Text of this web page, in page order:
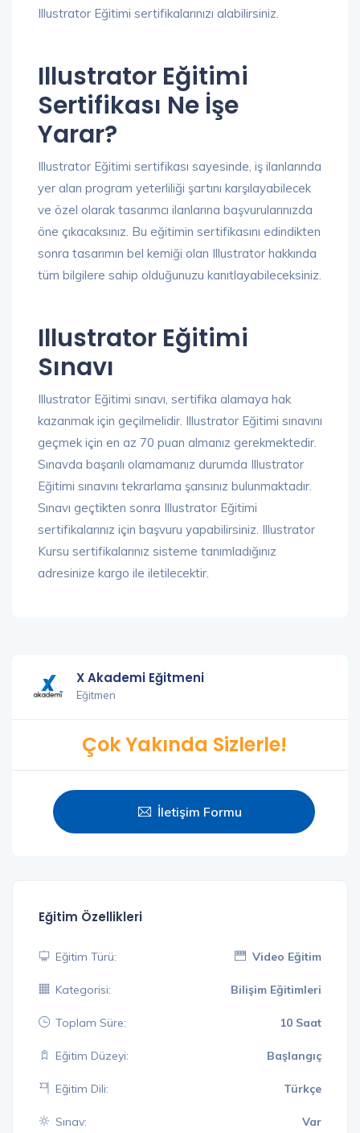
Illustrator Eğitimi sertifikalarınızı alabilirsiniz.
Illustrator Eğitimi
Sertifikası Ne İşe
Yarar?
Illustrator Eğitimi sertifikası sayesinde, iş ilanlarında
yer alan program yeterliliği şartını karşılayabilecek
ve özel olarak tasarımcı ilanlarına başvurularınızda
öne çıkacaksınız. Bu eğitimin sertifikasını edindikten
sonra tasarımın bel kemiği olan Illustrator hakkında
tüm bilgilere sahip olduğunuzu kanıtlayabileceksiniz.
Illustrator Eğitimi
Sınavı
Illustrator Eğitimi sınavı, sertifika alamaya hak
kazanmak için geçilmelidir. Illustrator Eğitimi sınavını
geçmek için en az 70 puan almanız gerekmektedir.
Sınavda başarılı olamamanız durumda Illustrator
Eğitimi sınavını tekrarlama şansınız bulunmaktadır.
Sınavı geçtikten sonra Illustrator Eğitimi
sertifikalarınız için başvuru yapabilirsiniz. Illustrator
Kursu sertifikalarınız sisteme tanımladığınız
adresinize kargo ile iletilecektir.
X Akademi Eğitmeni
Eğitmen
Çok Yakında Sizlerle!
İletişim Formu
Eğitim Özellikleri
Eğitim Türü: Video Eğitim
Kategorisi: Bilişim Eğitimleri
Toplam Süre: 10 Saat
Eğitim Düzeyi: Başlangıç
Eğitim Dili: Türkçe
Sınav: Var